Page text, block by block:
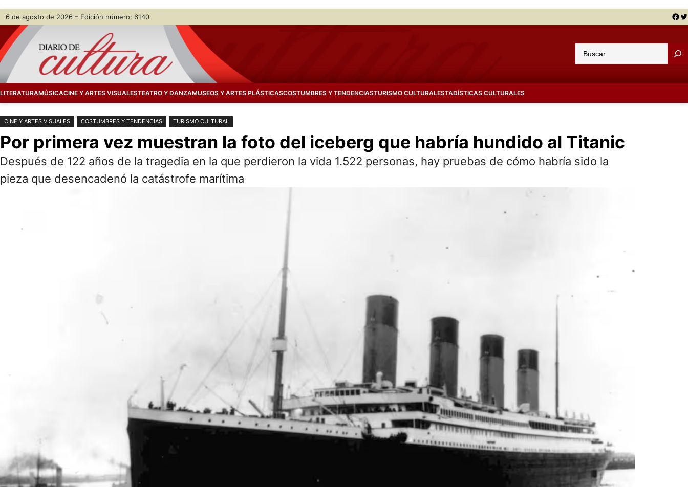
Saltar
contenido
Skip
content
6 de agosto de 2026 – Edición número: 6140 Facebook Twitter
u
a
LITERATURAMÚSICACINE Y ARTES VISUALESTEATRO Y DANZAMUSEOS Y ARTES PLÁSTICASCOSTUMBRES Y TENDENCIASTURISMO CULTURALESTADÍSTICAS CULTURALES
CINE Y ARTES VISUALES COSTUMBRES Y TENDENCIAS TURISMO CULTURAL
Por primera vez muestran la foto del iceberg que habría hundido al Titanic
Después de 122 años de la tragedia en la que perdieron la vida 1.522 personas, hay pruebas de cómo habría sido la
pieza que desencadenó la catástrofe marítima